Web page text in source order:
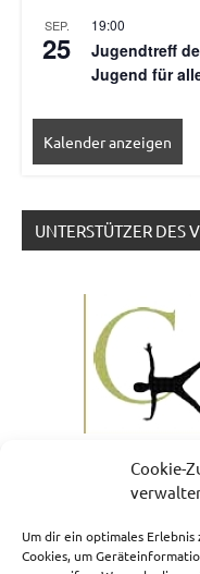
Cookie-
Um dir ein optimales
Cookies, um
SEP.
25
19:00
Jugendtreff
Jugend für
Kalender anzeigen
UNTERSTÜTZER DES